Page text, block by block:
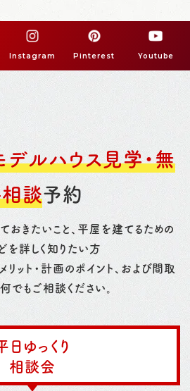
Instagram Pinterest Youtube
デルハウス見学・無
談予約
おきたいこと、平屋を建てるための
を詳しく知りたい方
リット・計画のポイント、および間取
でもご相談ください。
日ゆっくり
相談会